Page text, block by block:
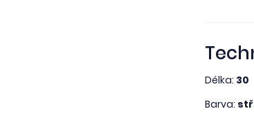
Délka: 30
Barva: